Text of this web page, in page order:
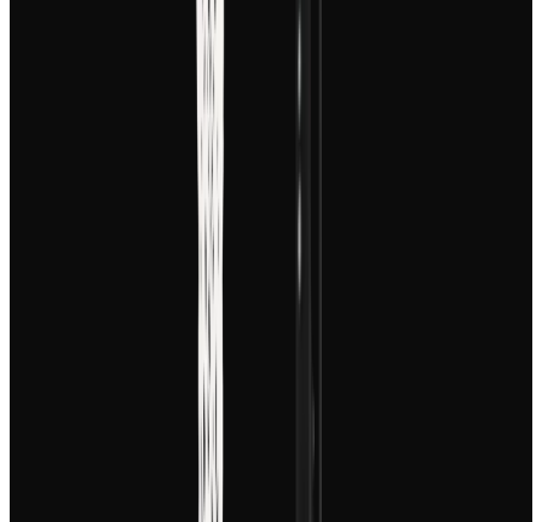
Oui, vous possédez les droits commerciaux des vidéos
motion graphics que vous créez avec Revid AI, à
condition de respecter nos conditions d'utilisation. Vous
pouvez les utiliser pour vos publicités, vos réseaux
sociaux d'entreprise ou pour promouvoir vos produits
et services sans souci de droits d'auteur.
Comment obtenir les meilleurs résultats avec mon prompt ?
Pour un motion design de qualité, soyez descriptif. Au
lieu de dire 'une vidéo cool', essayez : 'animation
abstraite avec des formes géométriques fluides, palette
de couleurs bleu et or, style cybernétique, transitions
rapides'. Utilisez des mots-clés liés au mouvement et au
style artistique pour guider l'IA vers le résultat exact que
Puis-je ajouter ma propre musique aux vidéos ?